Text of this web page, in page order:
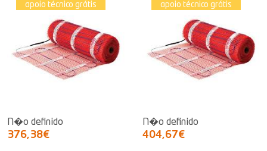
apoio técnico grátis
N�o definido
376,38€
apoio técnico grátis
N�o definido
404,67€